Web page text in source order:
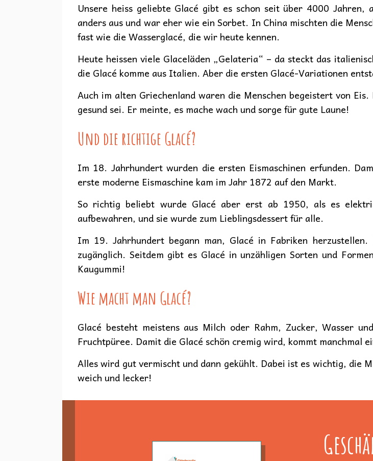
Unsere heiss geliebte Glacé gibt es schon seit über 4000
anders aus und war eher wie ein Sorbet. In China mischten die
fast wie die Wasserglacé, die wir heute kennen.
Heute heissen viele Glaceläden „Gelateria“ – da steckt das
die Glacé komme aus Italien. Aber die ersten Glacé-Variationen
Auch im alten Griechenland waren die Menschen begeistert von
gesund sei. Er meinte, es mache wach und sorge für gute Laune!
Und die richtige Glacé?
Im 18. Jahrhundert wurden die ersten Eismaschinen erfunden.
erste moderne Eismaschine kam im Jahr 1872 auf den Markt.
So richtig beliebt wurde Glacé aber erst ab 1950, als es
aufbewahren, und sie wurde zum Lieblingsdessert für alle.
Im 19. Jahrhundert begann man, Glacé in Fabriken
zugänglich. Seitdem gibt es Glacé in unzähligen Sorten und
Kaugummi!
Wie macht man Glacé?
Glacé besteht meistens aus Milch oder Rahm, Zucker, Wasser
Fruchtpüree. Damit die Glacé schön cremig wird, kommt manchmal
Alles wird gut vermischt und dann gekühlt. Dabei ist es wichtig, die
weich und lecker!